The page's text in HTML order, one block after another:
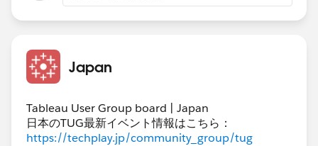
Japan
Tableau User Group board | Japan
日本のTUG最新イベント情報はこちら：
https://techplay.jp/community_group/tug